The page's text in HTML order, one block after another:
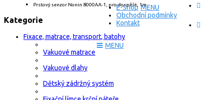
E-Shop
Obchodní podmínky
Kontakt
Prstový senzor Nonin 8000AA-1, pro dospělé, 1m,
Kategorie
Fixace, matrace, transport, batohy
Vakuové matrace
Vakuové dlahy
Dětský zádržný systém